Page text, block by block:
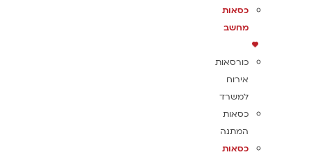
כסאות
מחשב
כורסאות
אירוח
למשרד
כסאות
המתנה
כסאות